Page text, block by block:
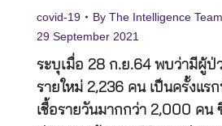
covid-19 By The Intelligence Team
29 September 2021
ระบุเมื่อ 28 ก.ย.64 พบว่ามีผู้ป่ว
รายใหม่ 2,236 คน เป็นครั้งแร
เชื้อรายวันมากกว่า 2,000 คน